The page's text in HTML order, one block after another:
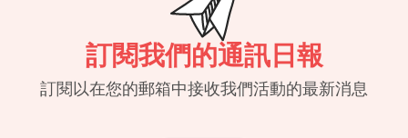
訂閱我們的通訊日報
訂閱以在您的郵箱中接收我們活動的最新消息